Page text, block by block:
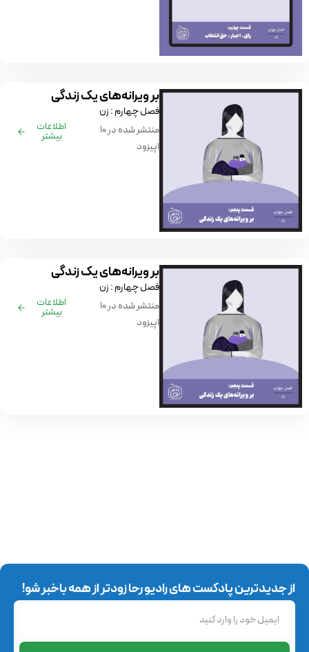
بر ویرانه‌های یک زندگی
فصل چهارم : زن
منتشر شده در ۱۰
اپیزود
اطلاعات
بیشتر
بر ویرانه‌های یک زندگی
فصل چهارم : زن
منتشر شده در ۱۰
اپیزود
اطلاعات
بیشتر
از جدیدترین پادکست های رادیو رحا زودتر از همه باخبر شو!